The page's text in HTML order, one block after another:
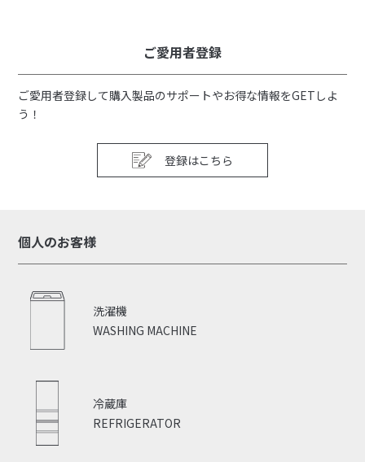
ご愛用者登録
ご愛用者登録して購入製品のサポートやお得な情報をGETしよ
う！
登録はこちら
個人のお客様
WASHING MACHINE
洗濯機
REFRIGERATOR
冷蔵庫